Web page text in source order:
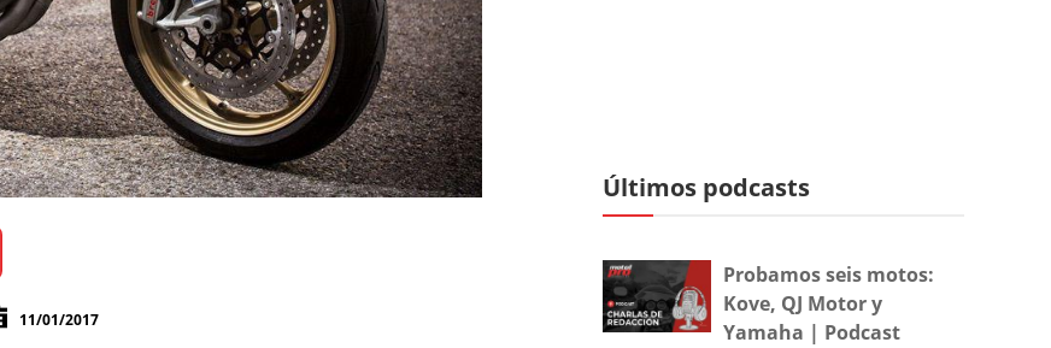
11/01/2017
Últimos podcasts
Probamos seis motos:
Kove, QJ Motor y
Yamaha | Podcast